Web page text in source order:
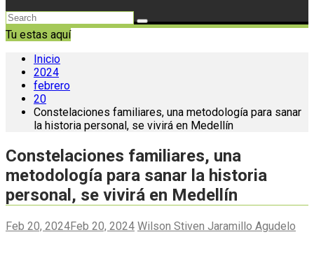
Tu estas aquí
Inicio
2024
febrero
20
Constelaciones familiares, una metodología para sanar
la historia personal, se vivirá en Medellín
Constelaciones familiares, una
metodología para sanar la historia
personal, se vivirá en Medellín
Feb 20, 2024Feb 20, 2024 Wilson Stiven Jaramillo Agudelo